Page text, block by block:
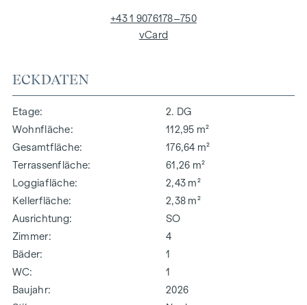
ECKDATEN
Etage
2. DG
Wohnfläche
112,95 m²
Gesamtfläche
176,64 m²
Terrassenfläche
61,26 m²
Loggiafläche
2,43 m²
Kellerfläche
2,38 m²
Ausrichtung
SO
Zimmer
4
Bäder
1
WC
1
Baujahr
2026
+43 1 9076178–750
vCard